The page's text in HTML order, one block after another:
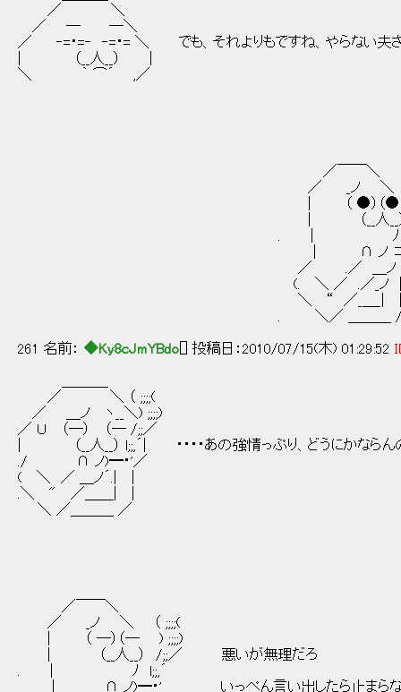
／ ＼
／ ─ ─＼
／ ‐=・=‐ ‐=・= ＼ でも、それよりもですね、やらない夫
| （__人__） |
＼ ｀ ⌒´ ,／
／￣￣＼
／ _ノ ＼
| （ ●）（●
| （__人__） 先に言っ
. | ﾉ
| ∩ ノ ⊃ マイスイートシスター
／ .／ ＿ノ
(. ＼ ／ .／_ノ
＼ “ ／_＿_|
. ＼／ ＿＿＿
261 名前： ◆Ky8cJmYBdo [] 投稿日：2010/07/15(木) 01:29:52
／ ＼ （ ;;;;(
／ ＿ノ ヽ__＼) ;;;;)
／ Ｕ （─） （─ /;;／
| （__人__） l;;,´| ・・・・あの強情っぷり、どうにかならん
./ ∩ ノ)━・'／
( ＼ ／ ＿ノ´.| |
.＼ " ／＿＿| |
＼ ／＿＿＿ ／
／￣￣＼
／ _ノ ＼ （ ;;;;(
| （ ─）（─ ) ;;;;)
| （__人__） /;;／ 悪いが無理だろ
. | ﾉ l;;,´
| ∩ ノ)━・' いっぺん言い出したら止まらないのが